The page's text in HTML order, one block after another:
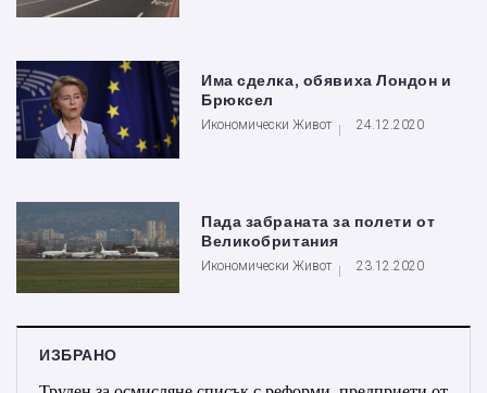
Има сделка, обявиха Лондон и
Брюксел
Икономически Живот 24.12.2020
Пада забраната за полети от
Великобритания
Икономически Живот 23.12.2020
ИЗБРАНО